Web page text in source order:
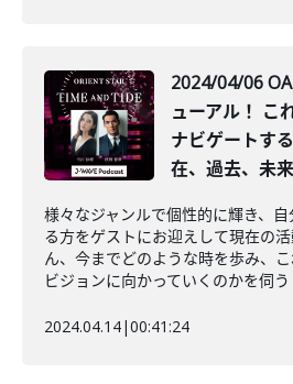
2024/04/06
ューアル！ こ
ナビゲートす
在、過去、未
様々なジャンルで個性的に輝き、
る方をゲストにお迎えして現在の
ん、今までどのような時を歩み、
ビジョンに向かっていくのかを伺う
2024.04.14|00:41:24